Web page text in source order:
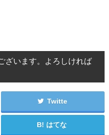
ざいます。よろしければ
Twitte
はてな